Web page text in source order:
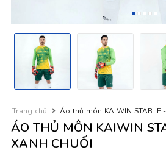
Trang chủ Áo thủ môn KAIWIN STABLE
ÁO THỦ MÔN KAIWIN
XANH CHUỐI